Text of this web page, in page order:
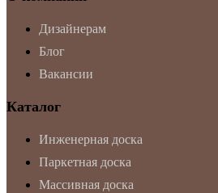
Дизайнерам
Блог
Вакансии
Каталог
Инженерная доска
Паркетная доска
Массивная доска